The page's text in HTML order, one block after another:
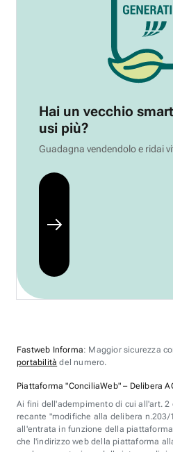
Hai un vecchio
usi più?
Guadagna vendendolo e ridai
Fastweb Informa: Maggior sicurezza
portabilità del numero.
Piattaforma "ConciliaWeb" – Delibera
Ai fini dell'adempimento di cui all'art. 2
recante "modifiche alla delibera n.203/
all'entrata in funzione della
che l'indirizzo web della piattaforma